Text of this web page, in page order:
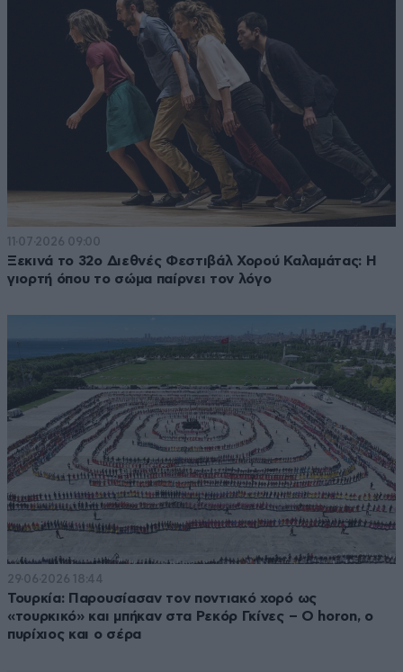
11·07·2026 09:00
Ξεκινά το 32ο Διεθνές Φεστιβάλ Χορού Καλαμάτας: Η
γιορτή όπου το σώμα παίρνει τον λόγο
29·06·2026 18:44
Τουρκία: Παρουσίασαν τον ποντιακό χορό ως
«τουρκικό» και μπήκαν στα Ρεκόρ Γκίνες – O horon, ο
πυρίχιος και ο σέρα